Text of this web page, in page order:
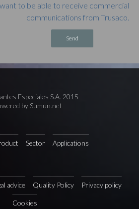
to be able to receive commercial
communications from Trusaco.
Especiales S.A. 2015
by Sumun.net
Sector Applications
advice Quality Policy Privacy policy
Cookies